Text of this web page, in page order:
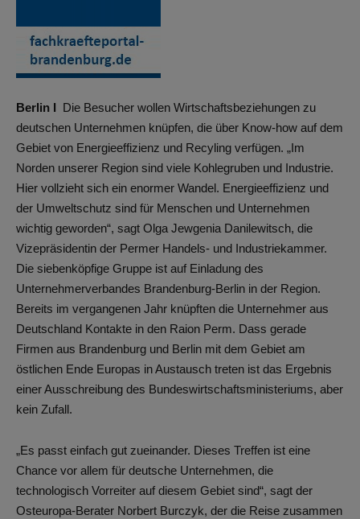
Berlin I Die Besucher wollen Wirtschaftsbeziehungen zu
deutschen Unternehmen knüpfen, die über Know-how auf dem
Gebiet von Energieeffizienz und Recyling verfügen. „Im
Norden unserer Region sind viele Kohlegruben und Industrie.
Hier vollzieht sich ein enormer Wandel. Energieeffizienz und
der Umweltschutz sind für Menschen und Unternehmen
wichtig geworden“, sagt Olga Jewgenia Danilewitsch, die
Vizepräsidentin der Permer Handels- und Industriekammer.
Die siebenköpfige Gruppe ist auf Einladung des
Unternehmerverbandes Brandenburg-Berlin in der Region.
Bereits im vergangenen Jahr knüpften die Unternehmer aus
Deutschland Kontakte in den Raion Perm. Dass gerade
Firmen aus Brandenburg und Berlin mit dem Gebiet am
östlichen Ende Europas in Austausch treten ist das Ergebnis
einer Ausschreibung des Bundeswirtschaftsministeriums, aber
kein Zufall.
„Es passt einfach gut zueinander. Dieses Treffen ist eine
Chance vor allem für deutsche Unternehmen, die
technologisch Vorreiter auf diesem Gebiet sind“, sagt der
Osteuropa-Berater Norbert Burczyk, der die Reise zusammen